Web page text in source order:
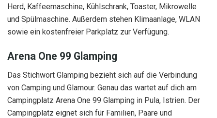
Herd, Kaffeemaschine, Kühlschrank, Toaster, Mikrowelle
und Spülmaschine. Außerdem stehen Klimaanlage, WLAN
sowie ein kostenfreier Parkplatz zur Verfügung.
Arena One 99 Glamping
Das Stichwort Glamping bezieht sich auf die Verbindung
von Camping und Glamour. Genau das wartet auf dich am
Campingplatz Arena One 99 Glamping in Pula, Istrien. Der
Campingplatz eignet sich für Familien, Paare und